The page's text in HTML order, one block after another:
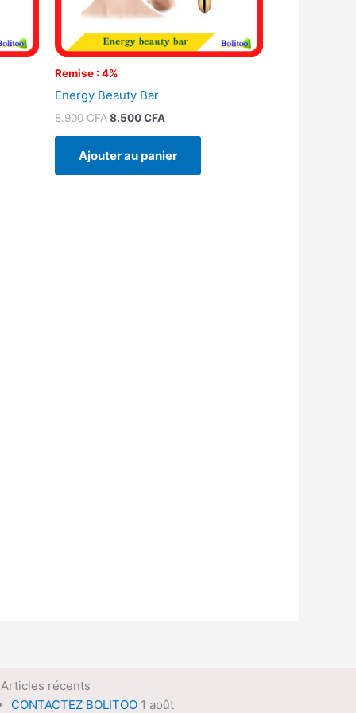
Remise : 4%
Energy Beauty Bar
8.900CFA 8.500CFA
Ajouter au panier
récents
CONTACTEZ BOLITOO 1 août